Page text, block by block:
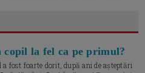
copil la fel ca pe primul?
fost foarte dorit, după ani de așteptări